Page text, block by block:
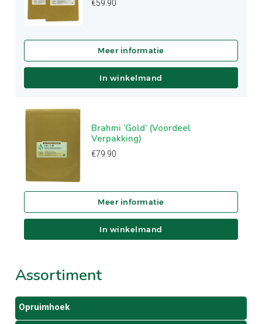
Assortiment
Opruimhoek
€59.90
In winkelmand
Brahmi ‘Gold’ (Voordeel
Verpakking)
€79.90
In winkelmand